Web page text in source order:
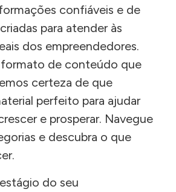
confiáveis e de
para atender às
dos empreendedores.
de conteúdo que
certeza de que
perfeito para ajudar
e prosperar. Navegue
e descubra o que
do seu